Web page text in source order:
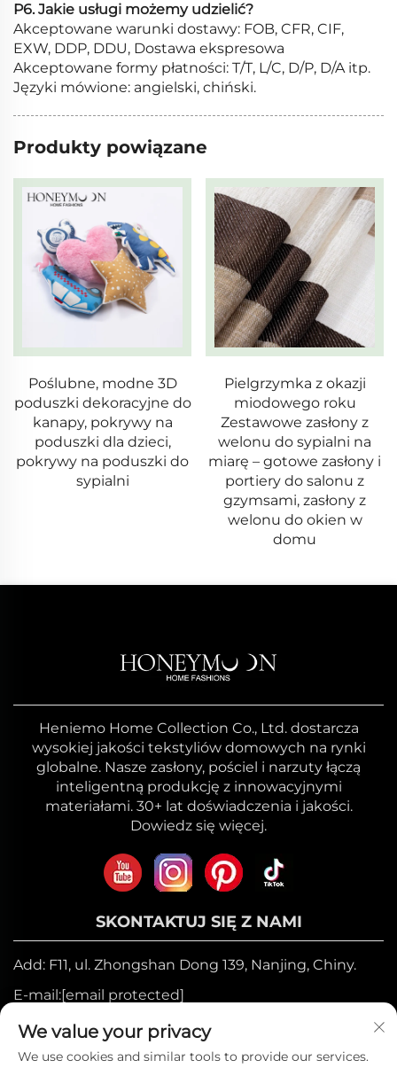
P6. Jakie usługi możemy udzielić?
Akceptowane warunki dostawy: FOB, CFR, CIF,
EXW, DDP, DDU, Dostawa ekspresowa
Akceptowane formy płatności: T/T, L/C, D/P, D/A itp.
Języki mówione: angielski, chiński.
Produkty powiązane
Pielgrzymka z okazji
miodowego roku
Zestawowe zasłony z
welonu do sypialni na
miarę – gotowe zasłony i
portiery do salonu z
Pielgrzymka z okazji
miodowego roku
Zestawowe zasłony z
welonu do sypialni na
miarę – gotowe zasłony i
portiery do salonu z
gzymsami, zasłony z
welonu do okien w
domu
Heniemo Home Collection Co., Ltd. dostarcza
wysokiej jakości tekstyliów domowych na rynki
globalne. Nasze zasłony, pościel i narzuty łączą
inteligentną produkcję z innowacyjnymi
materiałami. 30+ lat doświadczenia i jakości.
Dowiedz się więcej.
SKONTAKTUJ SIĘ Z NAMI
Add: F11, ul. Zhongshan Dong 139, Nanjing, Chiny.
E-mail:[email protected]
Telefon komórkowy:+86-17327710449
Tel.: +86-025-84573776
We value your privacy
We use cookies and similar tools to provide our services.